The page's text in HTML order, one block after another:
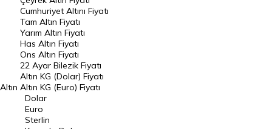
Endeksler
DÖVİZ
Döviz Kuru
Dolar Kuru
Euro Kuru
Pound Kuru
Altın
Cumhuriyet Altını Fiyatı
Tam Altın Fiyatı
Yarım Altın Fiyatı
Has Altın Fiyatı
Ons Altın Fiyatı
22 Ayar Bilezik Fiyatı
Altın KG (Dolar) Fiyatı
Altın KG (Euro) Fiyatı
Dolar
Euro
Sterlin